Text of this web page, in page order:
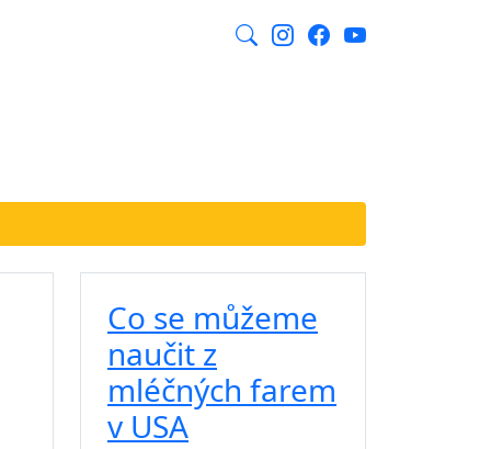
Co se můžeme
naučit z
mléčných farem
v USA